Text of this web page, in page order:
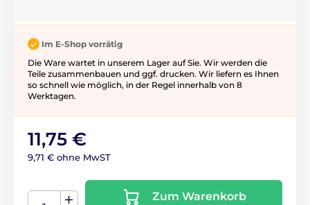
Im E-Shop vorrätig
Die Ware wartet in unserem Lager auf Sie. Wir werden die
Teile zusammenbauen und ggf. drucken. Wir liefern es Ihnen
so schnell wie möglich, in der Regel innerhalb von 8
Werktagen.
11,75 €
9,71 € ohne MwST
Zum Warenkorb